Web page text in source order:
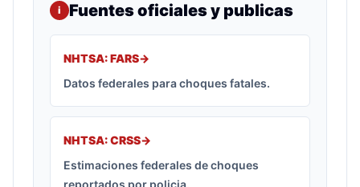
i Fuentes oficiales y publicas
NHTSA: FARS->
Datos federales para choques fatales.
NHTSA: CRSS->
Estimaciones federales de choques
reportados por policia.